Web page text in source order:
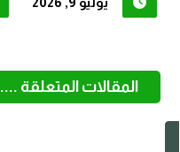
المقالات المتعلقة ....